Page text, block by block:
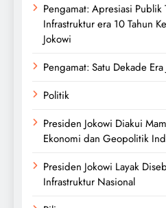
Pengamat: Apresiasi
Infrastruktur era 10 Tahun
Jokowi
Pengamat: Satu Dekade Era
Politik
Presiden Jokowi Diakui
Ekonomi dan Geopolitik
Presiden Jokowi Layak
Infrastruktur Nasional